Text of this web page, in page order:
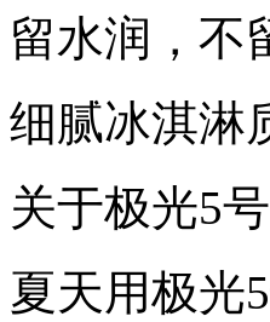
留水润，不
细腻冰淇淋
关于极光5
夏天用极光